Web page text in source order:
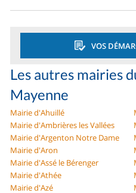
VOS
Les autres mairies
Mayenne
Mairie d'Ahuillé
Mairie d'Ambrières les Vallées
Mairie d'Argenton Notre Dame
Mairie d'Aron
Mairie d'Assé le Bérenger
Mairie d'Athée
Mairie d'Azé